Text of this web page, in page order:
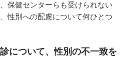
保健センターらも受けられない
性別への配慮について何ひとつ
について、性別の不一致を